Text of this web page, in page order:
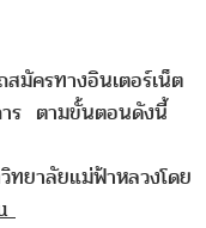
มัครทางอินเตอร์เน็ต
าร ตามขั้นตอนดังนี้
ทยาลัยแม่ฟ้าหลวงโดย